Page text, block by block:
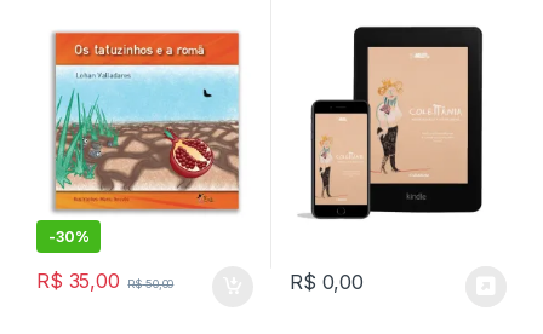
-30%
R$ 35,00 R$50,00 R$ 0,00